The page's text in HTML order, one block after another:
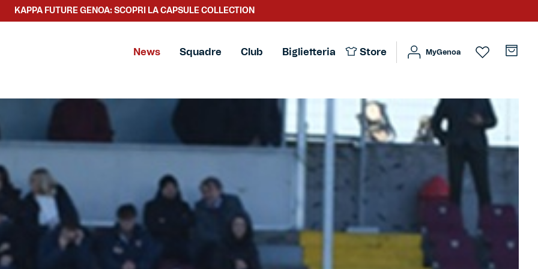
SCOPRI LA NUOVA COLLEZIONE TACCHETTEE
News Squadre Club Biglietteria Store MyGenoa